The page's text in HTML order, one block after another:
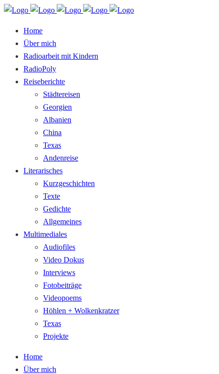
Home
Über mich
Radioarbeit mit Kindern
RadioPoly
Reiseberichte
Städtereisen
Georgien
Albanien
China
Texas
Andenreise
Literarisches
Kurzgeschichten
Texte
Gedichte
Allgemeines
Multimediales
Audiofiles
Video Dokus
Interviews
Fotobeiträge
Videopoems
Höhlen + Wolkenkratzer
Texas
Projekte
Home
Über mich